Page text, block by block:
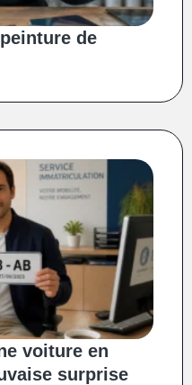
de
voiture en
surprise